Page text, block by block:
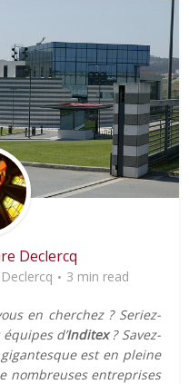
Declercq
3 min read
en cherchez ? Seriez-
d’Inditex? Savez-
est en pleine
nombreuses entreprises